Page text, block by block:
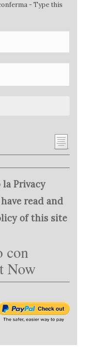
- Type this
Privacy
read and
of this site
con
Now